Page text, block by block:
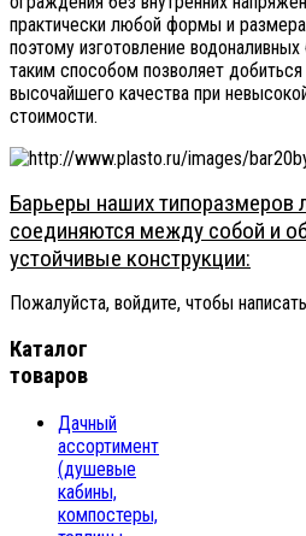
практически любой формы и
поэтому изготовление водоналивных
таким способом позволяет добиться
высочайшего качества при
стоимости.
Барьеры наших типоразмеров
соединяются между собой и
устойчивые конструкции:
Пожалуйста, войдите, чтобы
Каталог
товаров
Дачный
ассортимент
(душевые
кабины,
компостеры,